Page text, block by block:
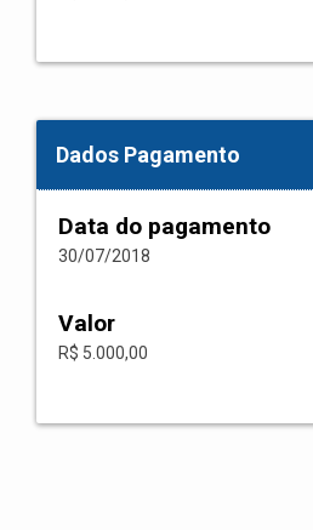
Dados Pagamento
Data do pagamento
30/07/2018
Valor
R$ 5.000,00